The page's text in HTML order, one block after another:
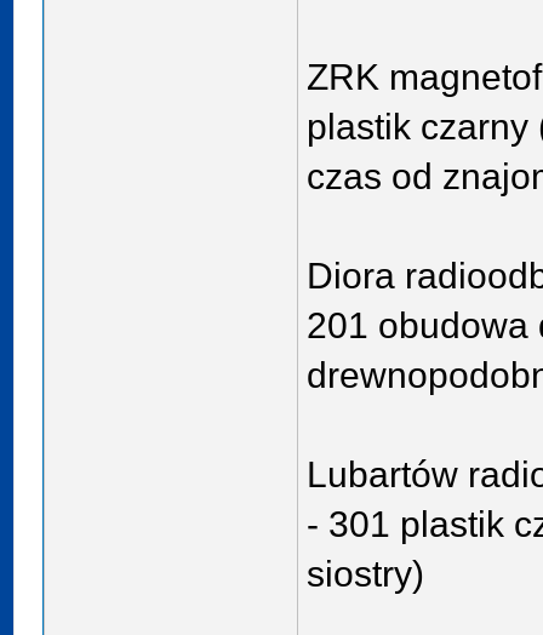
ZRK
plastik czarny
czas od
Diora
201 obudowa
Lubartów
- 301 plastik
siostry)